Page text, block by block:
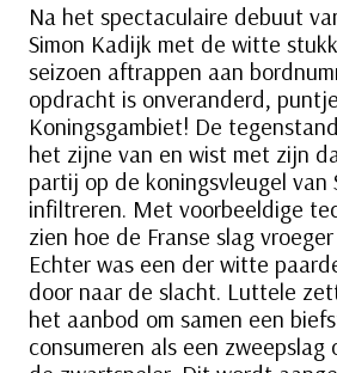
Na het spectaculaire debuut
Simon Kadijk met de witte
seizoen aftrappen aan
opdracht is onveranderd,
Koningsgambiet! De
het zijne van en wist met zijn
partij op de koningsvleugel van
infiltreren. Met voorbeeldige
zien hoe de Franse slag
Echter was een der witte
door naar de slacht. Luttele
het aanbod om samen een
consumeren als een zweepslag